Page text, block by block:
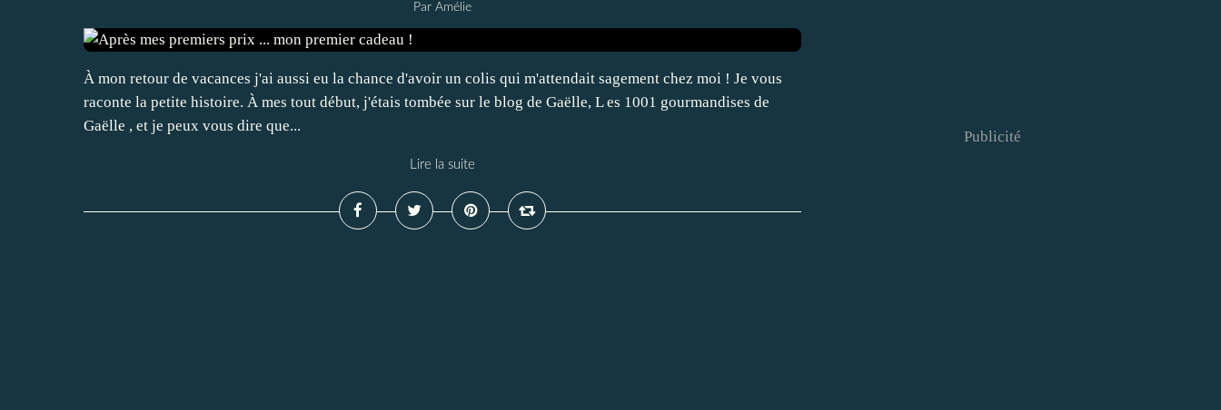
Par Amélie
À mon retour de vacances j'ai aussi eu la chance d'avoir un colis qui m'attendait sagement chez moi ! Je vous
raconte la petite histoire. À mes tout début, j'étais tombée sur le blog de Gaëlle, L es 1001 gourmandises de
Gaëlle , et je peux vous dire que...
Lire la suite
Publicité